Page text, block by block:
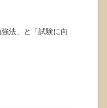
法」と「試験に向